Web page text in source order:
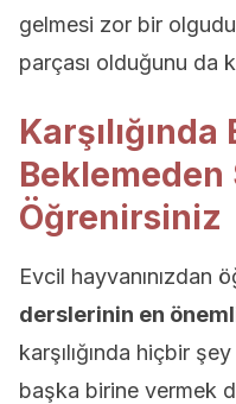
gelmesi zor bir
parçası olduğunu da
Karşılığında
Beklemeden
Öğrenirsiniz
Evcil hayvanınızdan
derslerinin en
karşılığında hiçbir
başka birine vermek